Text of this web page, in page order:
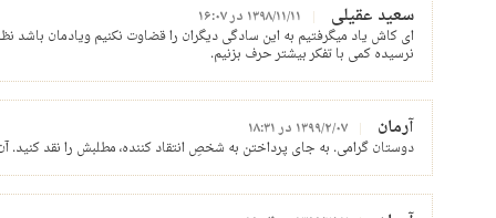
سعید عقیلی
۱۳۹۸/۱۱/۱۱ در ۱۶:۰۷
ای کاش یاد میگرفتیم به این سادگی دیگران را قضاوت نکنیم ویادمان باشد
نرسیده کمی با تفکر بیشتر حرف بزنیم.
آرمان
۱۳۹۹/۲/۰۷ در ۱۸:۳۱
دوستان گرامی. به جای پرداختن به شخصِ انتقاد کننده، مطلبش را نقد کنید.